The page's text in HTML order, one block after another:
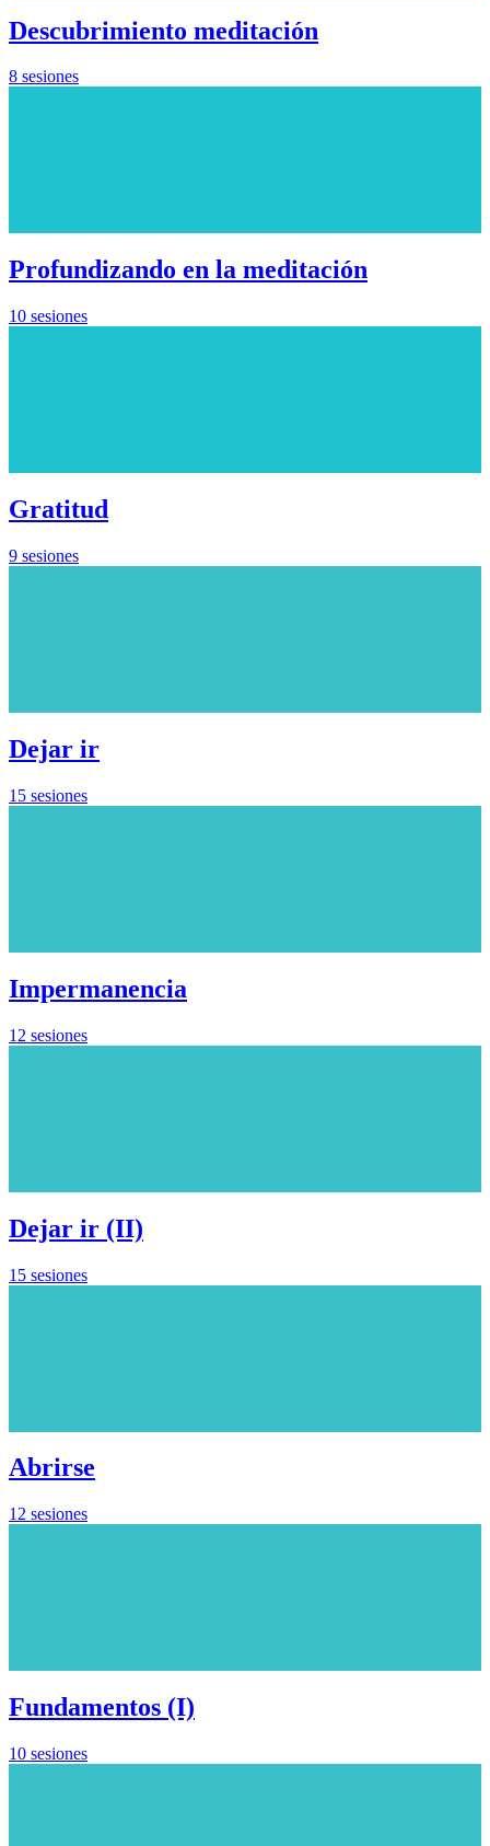
Descubrimiento meditación
8 sesiones
Profundizando en la meditación
10 sesiones
Gratitud
9 sesiones
Dejar ir
15 sesiones
Impermanencia
12 sesiones
Dejar ir (II)
15 sesiones
Abrirse
12 sesiones
Fundamentos (I)
10 sesiones